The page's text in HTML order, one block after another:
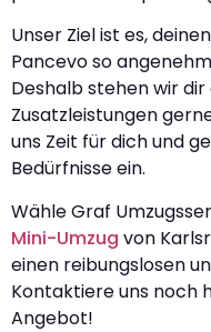
Unser Ziel ist es,
Pancevo so
Deshalb stehen wir
Zusatzleistungen
uns Zeit für dich und
Bedürfnisse ein.
Wähle Graf
Mini-Umzug von
einen reibungslosen
Kontaktiere uns noch
Angebot!